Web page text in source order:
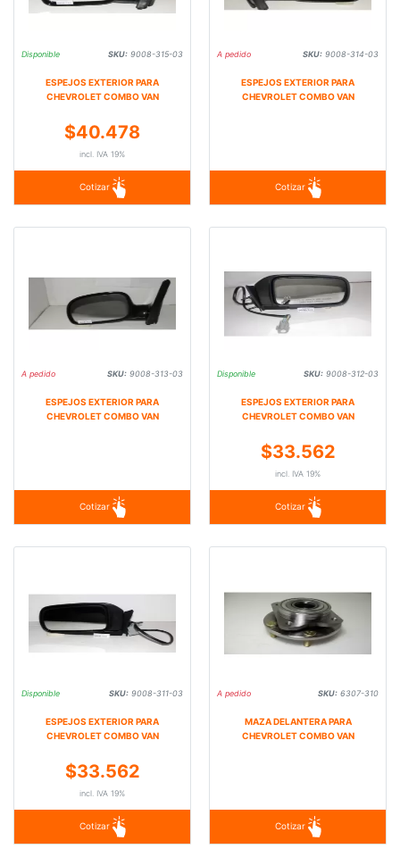
Disponible SKU: 9008-315-03
ESPEJOS EXTERIOR PARA
CHEVROLET COMBO VAN
$40.478
incl. IVA 19%
Cotizar
A pedido SKU: 9008-314-03
ESPEJOS EXTERIOR PARA
CHEVROLET COMBO VAN
Cotizar
A pedido SKU: 9008-313-03
ESPEJOS EXTERIOR PARA
CHEVROLET COMBO VAN
Cotizar
Disponible SKU: 9008-312-03
ESPEJOS EXTERIOR PARA
CHEVROLET COMBO VAN
$33.562
incl. IVA 19%
Cotizar
Disponible SKU: 9008-311-03
ESPEJOS EXTERIOR PARA
CHEVROLET COMBO VAN
$33.562
incl. IVA 19%
Cotizar
A pedido SKU: 6307-310
MAZA DELANTERA PARA
CHEVROLET COMBO VAN
Cotizar